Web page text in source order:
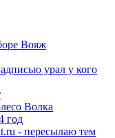
Вояж
урал у кого
Волка
год
- пересылаю тем